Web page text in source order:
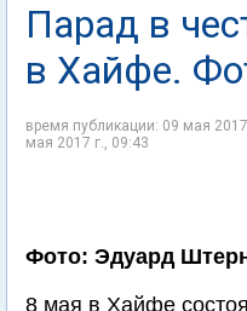
Парад в
в Хайфе.
время публикации: 09 мая
мая 2017 г., 09:43
Фото: Эдуард
8 мая в Хайфе